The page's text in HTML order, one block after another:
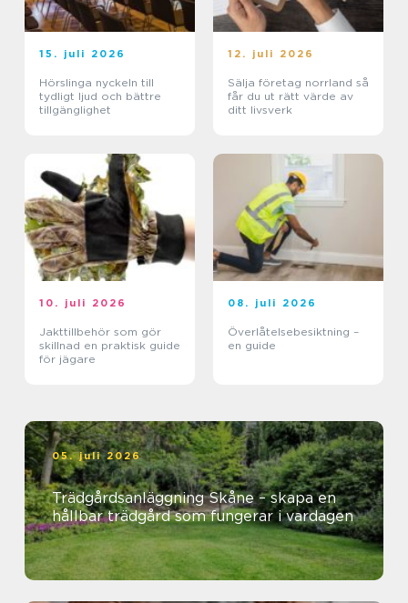
15. juli 2026
Hörslinga nyckeln till
tydligt ljud och bättre
tillgänglighet
12. juli 2026
Sälja företag norrland så
får du ut rätt värde av
ditt livsverk
10. juli 2026
Jakttillbehör som gör
skillnad en praktisk guide
för jägare
08. juli 2026
Överlåtelsebesiktning –
en guide
05. juli 2026
Trädgårdsanläggning Skåne – skapa en
hållbar trädgård som fungerar i vardagen